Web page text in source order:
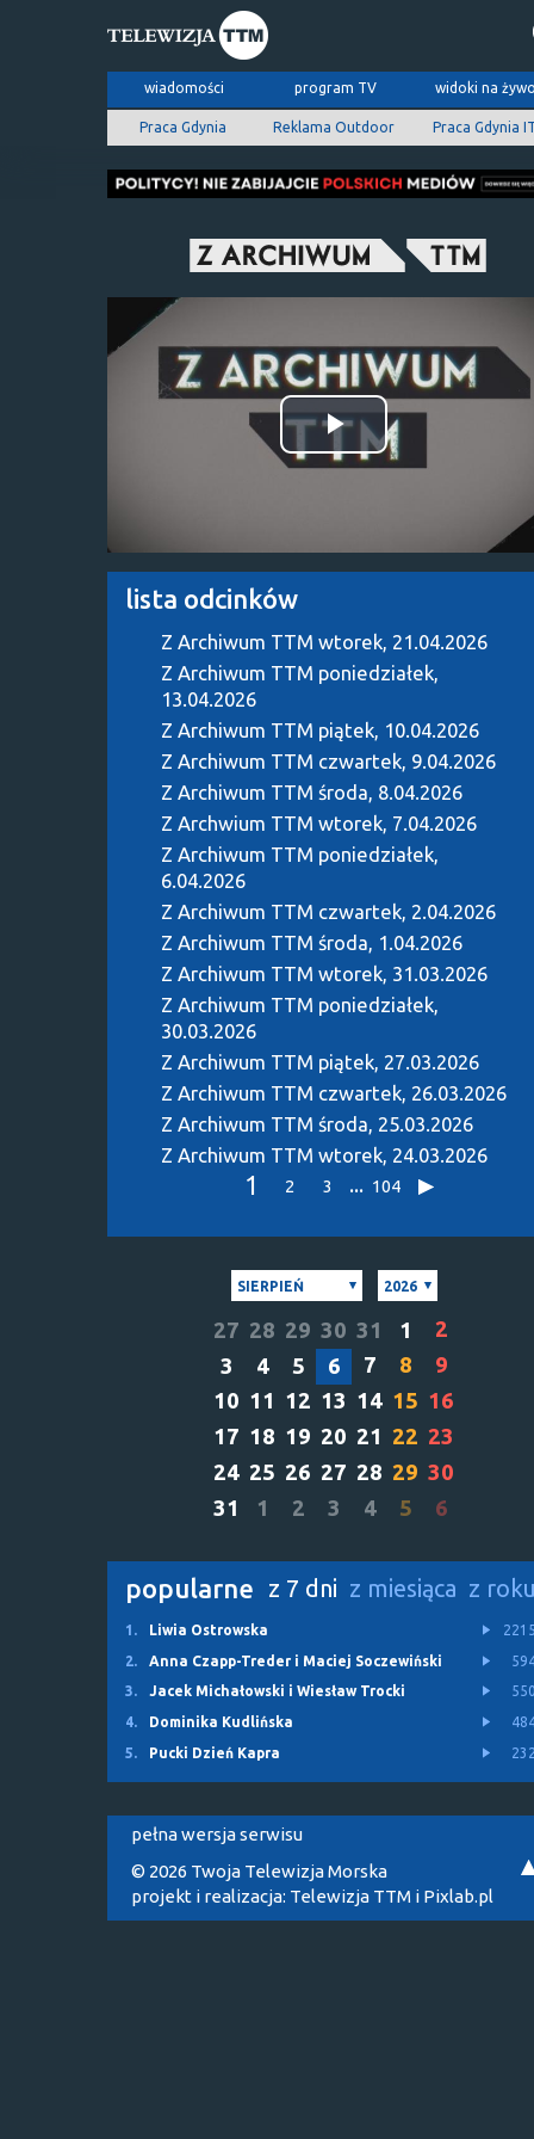
wiadomości program TV widoki na
Praca Gdynia Reklama Outdoor Praca Gdynia
Odtwórz
lista odcinków
Z Archiwum TTM wtorek, 21.04.2026
Z Archiwum TTM poniedziałek,
13.04.2026
Z Archiwum TTM piątek, 10.04.2026
Z Archiwum TTM czwartek, 9.04.2026
Z Archiwum TTM środa, 8.04.2026
Z Archwium TTM wtorek, 7.04.2026
Z Archiwum TTM poniedziałek,
6.04.2026
Z Archiwum TTM czwartek, 2.04.2026
Z Archiwum TTM środa, 1.04.2026
Z Archiwum TTM wtorek, 31.03.2026
Z Archiwum TTM poniedziałek,
30.03.2026
Z Archiwum TTM piątek, 27.03.2026
Z Archiwum TTM czwartek, 26.03.2026
Z Archiwum TTM środa, 25.03.2026
Z Archiwum TTM wtorek, 24.03.2026
1 2 3 ... 104
SIERPIEŃ 2026
27 28 29 30 31 1
2
3
4 5 6 7 8
9
10 11 12 13 14 15 16
17 18 19 20 21 22 23
24 25 26 27 28 29 30
31
1 2 3 4 5 6
popularne z 7 dni z miesiąca z
1. Liwia Ostrowska
2.
Anna Czapp-Treder i Maciej Soczewiński
3.
Jacek Michałowski i Wiesław Trocki
4.
Dominika Kudlińska
5.
Pucki Dzień Kapra
pełna wersja serwisu
© 2026 Twoja Telewizja Morska
projekt i realizacja: Telewizja TTM i Pixlab.pl